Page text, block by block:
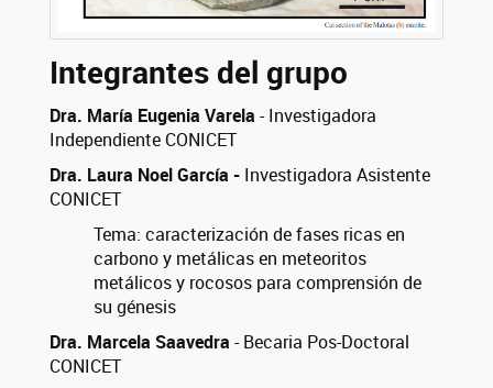
Integrantes del grupo
Dra. María Eugenia Varela - Investigadora
Independiente CONICET
Dra. Laura Noel García - Investigadora Asistente
CONICET
Tema: caracterización de fases ricas en
carbono y metálicas en meteoritos
metálicos y rocosos para comprensión de
su génesis
Dra. Marcela Saavedra - Becaria Pos-Doctoral
CONICET